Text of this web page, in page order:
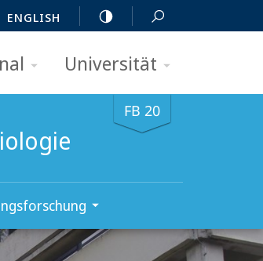
ENGLISH
Universität
FB 20